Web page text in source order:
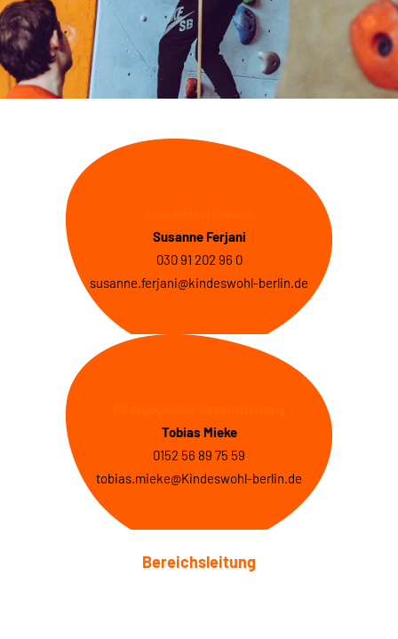
Susanne Ferjani
030 91 202 96 0
susanne.ferjani@kindeswohl-berlin.de
Tobias Mieke
0152 56 89 75 59
tobias.mieke@Kindeswohl-berlin.de
Bereichsleitung